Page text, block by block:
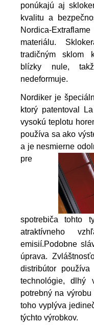
ponúkajú aj
kvalitu a
Nordica-
materiálu.
tradičným sklom
blízky nule,
nedeformuje.
Nordiker je
ktorý patentoval
vysokú teplotu
používa sa ako
a je nesmierne
pre
spotrebiča tohto
atraktívneho
emisií.Podobne
úprava.
distribútor
technológie,
potrebný na
toho vyplýva
týchto výrobkov.